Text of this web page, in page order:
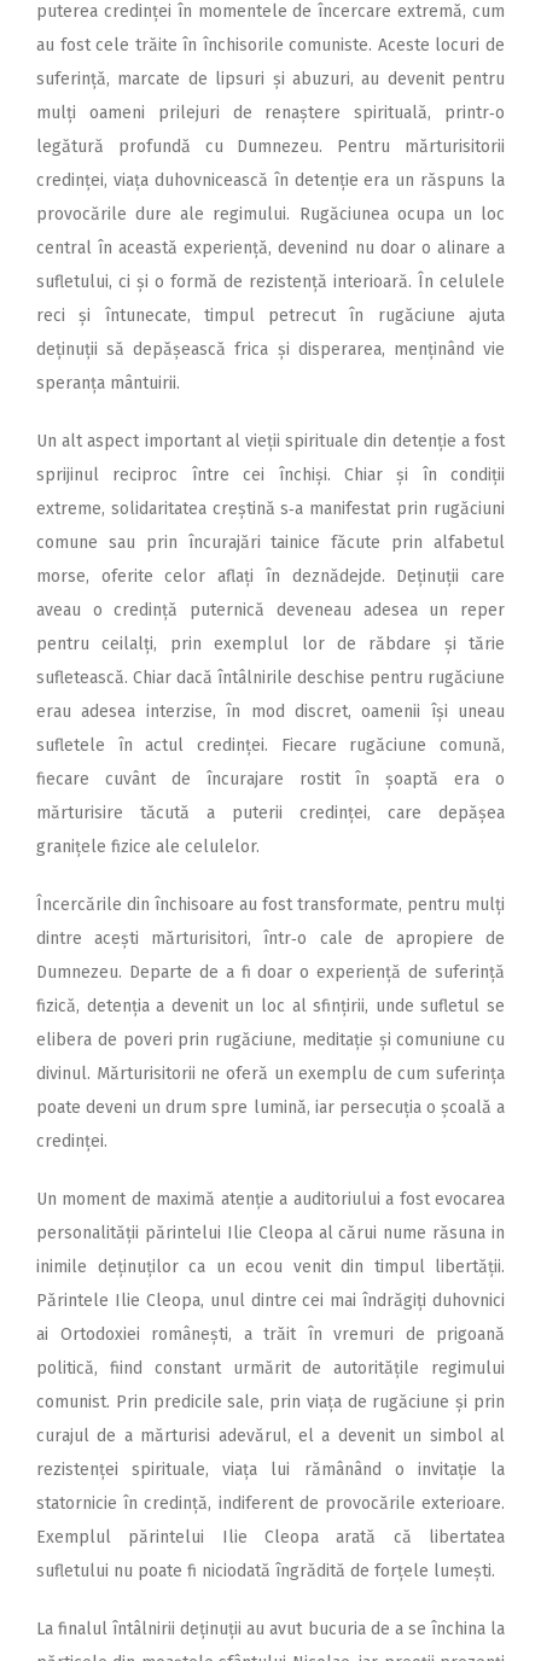
puterea credinței în momentele de încercare extremă, cum
au fost cele trăite în închisorile comuniste. Aceste locuri de
suferință, marcate de lipsuri și abuzuri, au devenit pentru
mulți oameni prilejuri de renaștere spirituală, printr‑o
legătură profundă cu Dumnezeu. Pentru mărturisitorii
credinței, viața duhovnicească în detenție era un răspuns la
provocările dure ale regimului. Rugăciunea ocupa un loc
central în această experiență, devenind nu doar o alinare a
sufletului, ci și o formă de rezistență interioară. În celulele
reci și întunecate, timpul petrecut în rugăciune ajuta
deținuții să depășească frica și disperarea, menținând vie
speranța mântuirii.
Un alt aspect important al vieții spirituale din detenție a fost
sprijinul reciproc între cei închiși. Chiar și în condiții
extreme, solidaritatea creștină s‑a manifestat prin rugăciuni
comune sau prin încurajări tainice făcute prin alfabetul
morse, oferite celor aflați în deznădejde. Deținuții care
aveau o credință puternică deveneau adesea un reper
pentru ceilalți, prin exemplul lor de răbdare și tărie
sufletească. Chiar dacă întâlnirile deschise pentru rugăciune
erau adesea interzise, în mod discret, oamenii își uneau
sufletele în actul credinței. Fiecare rugăciune comună,
fiecare cuvânt de încurajare rostit în șoaptă era o
mărturisire tăcută a puterii credinței, care depășea
granițele fizice ale celulelor.
Încercările din închisoare au fost transformate, pentru mulți
dintre acești mărturisitori, într‑o cale de apropiere de
Dumnezeu. Departe de a fi doar o experiență de suferință
fizică, detenția a devenit un loc al sfințirii, unde sufletul se
elibera de poveri prin rugăciune, meditație și comuniune cu
divinul. Mărturisitorii ne oferă un exemplu de cum suferința
poate deveni un drum spre lumină, iar persecuția o școală a
credinței.
Un moment de maximă aten­ție a auditoriului a fost evocarea
personalității părintelui Ilie Cleopa al cărui nume răsuna in
inimile deținuților ca un ecou venit din timpul libertății.
Părintele Ilie Cleopa, unul dintre cei mai îndrăgiți duhovnici
ai Ortodoxiei românești, a trăit în vremuri de prigoană
politică, fiind constant urmărit de autoritățile regimului
comunist. Prin predicile sale, prin viața de rugăciune și prin
curajul de a mărturisi adevărul, el a devenit un simbol al
rezistenței spirituale, viața lui rămânând o invitație la
statornicie în credință, indiferent de provocările exterioare.
Exemplul părintelui Ilie Cleopa arată că libertatea
sufletului nu poate fi niciodată îngrădită de forțele lumești.
La finalul întâlnirii deținuții au avut bucuria de a se închina la